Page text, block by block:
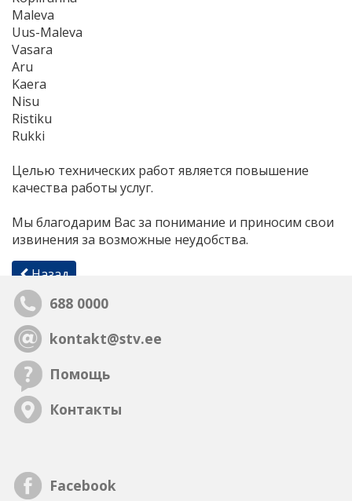
Maleva
Uus-Maleva
Vasara
Aru
Kaera
Nisu
Ristiku
Rukki
Целью технических работ является повышение
качества работы услуг.
Мы благодарим Вас за понимание и приносим свои
извинения за возможные неудобства.
Назад
688 0000
kontakt@stv.ee
Помощь
Контакты
Facebook